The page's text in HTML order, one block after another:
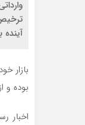
بازار
بوده و
اخبار